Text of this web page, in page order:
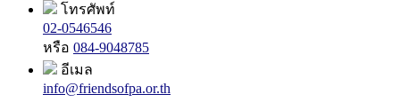
โทรศัพท์
02-0546546
หรือ 084-9048785
อีเมล
info@friendsofpa.or.th